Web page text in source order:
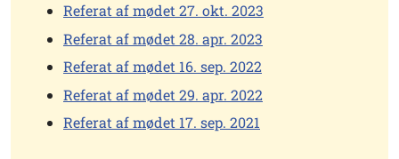
Referat af mødet 27. okt. 2023
Referat af mødet 28. apr. 2023
Referat af mødet 16. sep. 2022
Referat af mødet 29. apr. 2022
Referat af mødet 17. sep. 2021